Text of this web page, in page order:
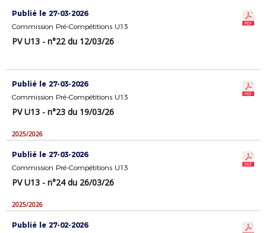
Publié le 27-03-2026
Commission Pré-Compétitions U13
PV U13 - n°22 du 12/03/26
Publié le 27-03-2026
Commission Pré-Compétitions U13
PV U13 - n°23 du 19/03/26
2025/2026
Publié le 27-03-2026
Commission Pré-Compétitions U13
PV U13 - n°24 du 26/03/26
2025/2026
Publié le 27-02-2026